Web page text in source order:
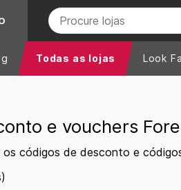
Todas as lojas Look
e vouchers
códigos de desconto e